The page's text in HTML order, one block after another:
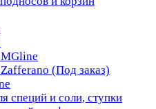
(Под заказ)
специй и соли, ступки